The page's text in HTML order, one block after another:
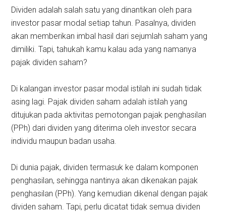
Dividen adalah salah satu yang dinantikan oleh para
investor pasar modal setiap tahun. Pasalnya, dividen
akan memberikan imbal hasil dari sejumlah saham yang
dimiliki. Tapi, tahukah kamu kalau ada yang namanya
pajak dividen saham?
Di kalangan investor pasar modal istilah ini sudah tidak
asing lagi. Pajak dividen saham adalah istilah yang
ditujukan pada aktivitas pemotongan pajak penghasilan
(PPh) dari dividen yang diterima oleh investor secara
individu maupun badan usaha.
Di dunia pajak, dividen termasuk ke dalam komponen
penghasilan, sehingga nantinya akan dikenakan pajak
penghasilan (PPh). Yang kemudian dikenal dengan pajak
dividen saham. Tapi, perlu dicatat tidak semua dividen